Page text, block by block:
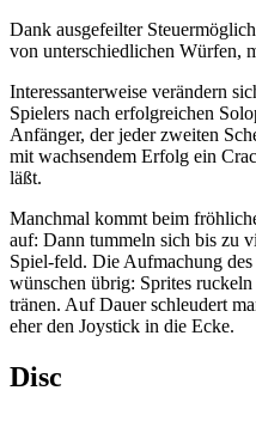
Dank ausgefeilter
von unterschiedlichen Würfen,
Interessanterweise verändern
Spielers nach erfolgreichen
Anfänger, der jeder zweiten
mit wachsendem Erfolg ein
läßt.
Manchmal kommt beim
auf: Dann tummeln sich bis zu
Spiel-feld. Die Aufmachung
wünschen übrig: Sprites
tränen. Auf Dauer schleudert
eher den Joystick in die Ecke.
Disc